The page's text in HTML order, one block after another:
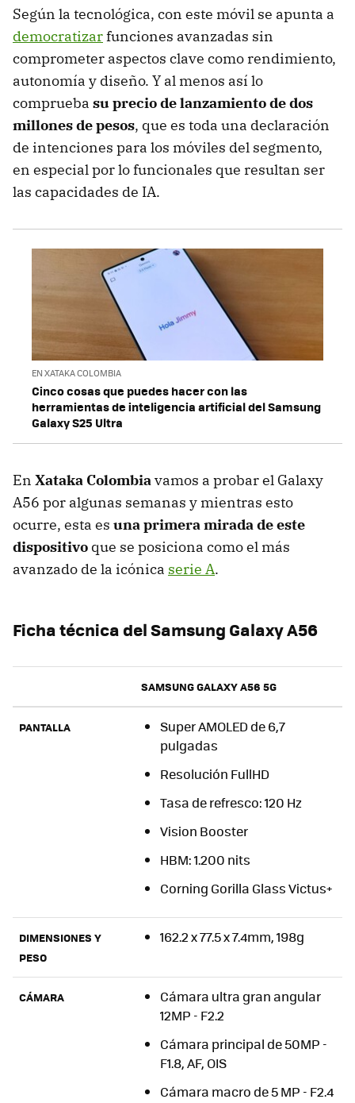
Según la tecnológica, con este móvil se apunta a
democratizarfunciones avanzadas sin
comprometer aspectos clave como rendimiento,
autonomía y diseño. Y al menos así lo
comprueba su precio de lanzamiento de dos
millones de pesos, que es toda una declaración
de intenciones para los móviles del segmento,
en especial por lo funcionales que resultan ser
las capacidades de IA.
EN XATAKA COLOMBIA
Cinco cosas que puedes hacer con las
herramientas de inteligencia artificial del Samsung
Galaxy S25 Ultra
En Xataka Colombiavamos a probar el Galaxy
A56 por algunas semanas y mientras esto
ocurre, esta es una primera mirada de este
dispositivo que se posiciona como el más
avanzado de la icónica serie A.
Ficha técnica del Samsung Galaxy A56
SAMSUNG GALAXY A56 5G
PANTALLA
Super AMOLED de 6,7
pulgadas
Resolución FullHD
Tasa de refresco: 120 Hz
Vision Booster
HBM: 1.200 nits
Corning Gorilla Glass Victus+
DIMENSIONES Y
PESO
162.2 x 77.5 x 7.4mm, 198g
CÁMARA
Cámara ultra gran angular
12MP - F2.2
Cámara principal de 50MP -
F1.8, AF, OIS
Cámara macro de 5 MP - F2.4